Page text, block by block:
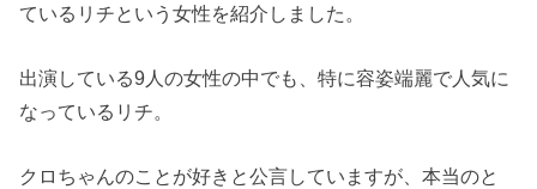
ているリチという女性を紹介しました。
出演している9人の女性の中でも、特に容姿端麗で人気に
なっているリチ。
クロちゃんのことが好きと公言していますが、本当のと